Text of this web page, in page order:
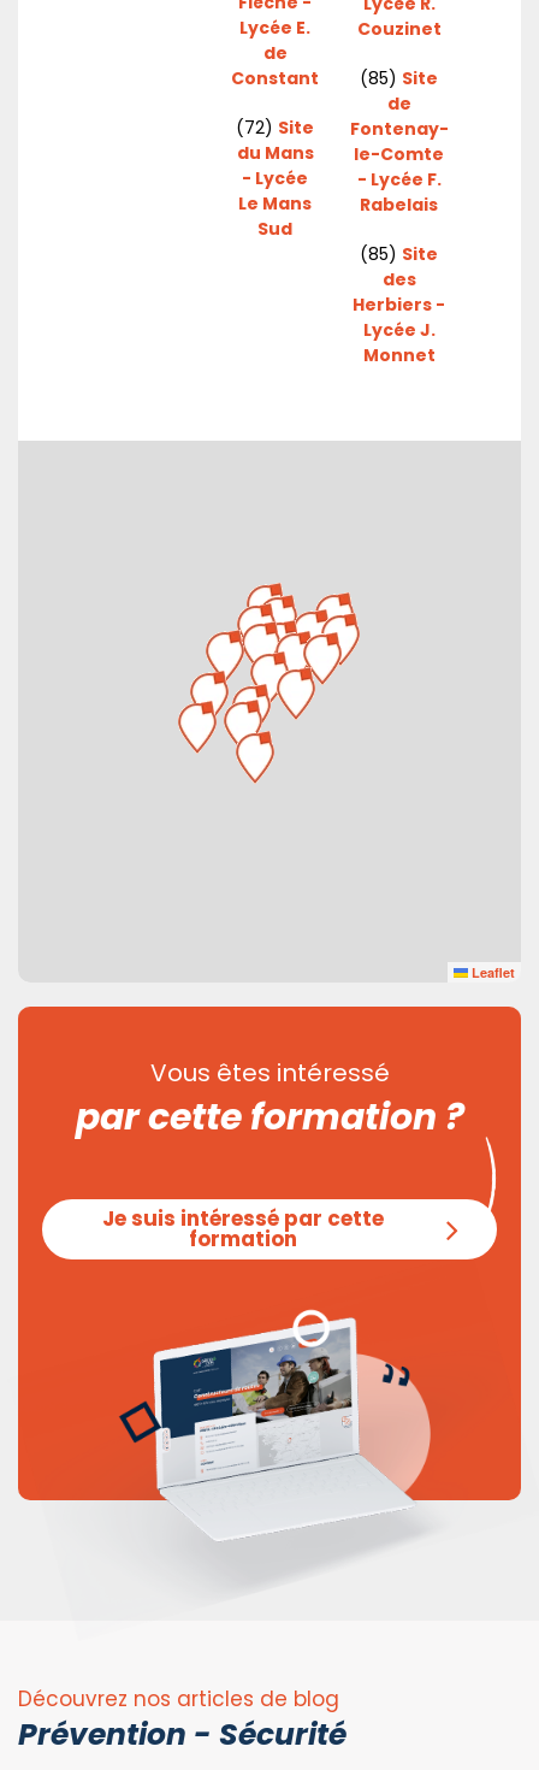
Lycée E.
de
Constant
(72) Site
du Mans
- Lycée
Le Mans
Sud
Couzinet
(85) Site
de
Fontenay-
le-Comte
- Lycée F.
Rabelais
(85) Site
des
Herbiers -
Lycée J.
Monnet
Leaflet
Vous êtes intéressé
par cette formation ?
Je suis intéressé par cette
formation
Découvrez nos articles de blog
Prévention - Sécurité